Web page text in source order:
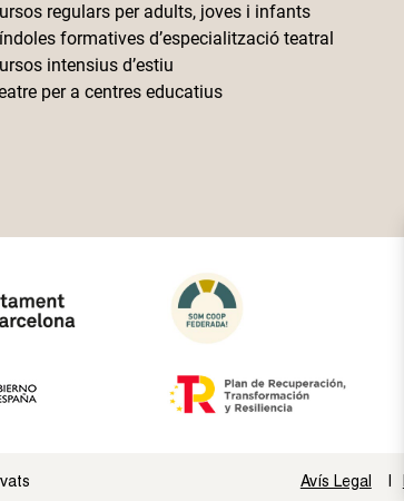
regulars per adults, joves i infants
formatives d’especialització teatral
intensius d’estiu
per a centres educatius
Avís Legal